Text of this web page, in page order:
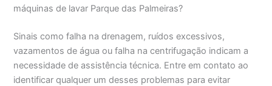
máquinas de lavar Parque das Palmeiras?
Sinais como falha na drenagem, ruídos excessivos,
vazamentos de água ou falha na centrifugação indicam a
necessidade de assistência técnica. Entre em contato ao
identificar qualquer um desses problemas para evitar